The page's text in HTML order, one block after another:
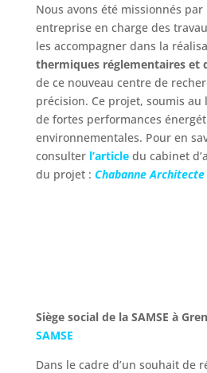
Nous avons été missionnés par
entreprise en charge des
les accompagner dans la
thermiques réglementaires et
de ce nouveau centre de
précision. Ce projet, soumis au
de fortes performances
environnementales. Pour en
consulter l’articledu cabinet
du projet : Chabanne Architecte
Siège social de la SAMSE à
SAMSE
Dans le cadre d’un souhait de